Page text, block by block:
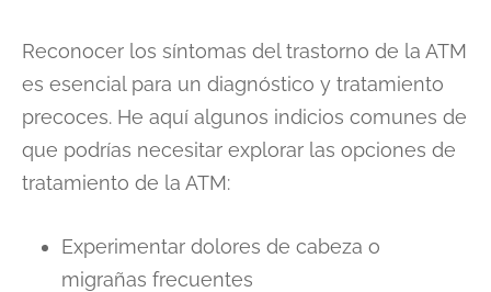
Reconocer los síntomas del trastorno de la ATM
es esencial para un diagnóstico y tratamiento
precoces. He aquí algunos indicios comunes de
que podrías necesitar explorar las opciones de
tratamiento de la ATM:
Experimentar dolores de cabeza o
migrañas frecuentes